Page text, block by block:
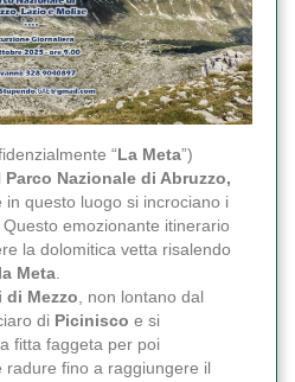
“La Meta”)
Parco Nazionale di Abruzzo,
in questo luogo si incrociano i
emozionante itinerario
la dolomitica vetta risalendo
Meta
di Mezzo , non lontano dal
di Picinisco e si
fitta faggeta per poi
radure fino a raggiungere il